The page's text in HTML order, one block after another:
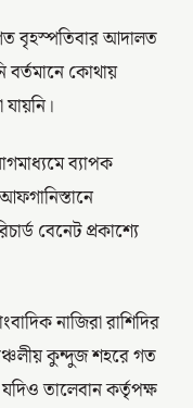
গত বৃহস্পতিবার আদালত
কোথায়
ব্যাপক
বেনেট প্রকাশ্যে
নাজিরা রাশিদির
কুন্দুজ শহরে গত
তালেবান কর্তৃপক্ষ